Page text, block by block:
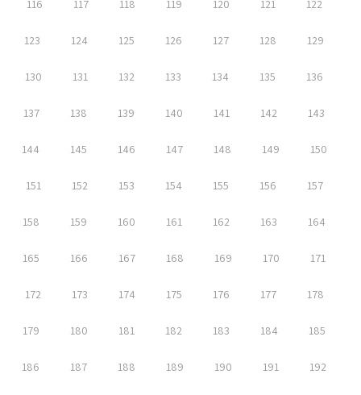
116 117 118 119 120 121 122
123 124 125 126 127 128 129
130 131 132 133 134 135 136
137 138 139 140 141 142 143
144 145 146 147 148 149 150
151 152 153 154 155 156 157
158 159 160 161 162 163 164
165 166 167 168 169 170 171
172 173 174 175 176 177 178
179 180 181 182 183 184 185
186 187 188 189 190 191 192